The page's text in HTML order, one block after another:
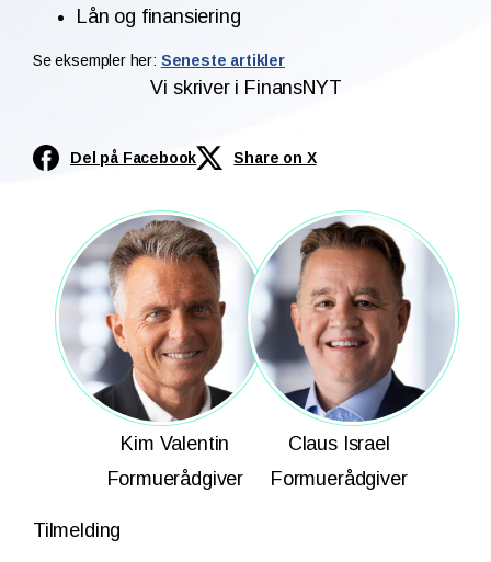
Lån og finansiering
Se eksempler her: Seneste artikler
Vi skriver i FinansNYT
Del på Facebook Share on X
Kim Valentin
Formuerådgiver
Claus Israel
Formuerådgiver
Tilmelding